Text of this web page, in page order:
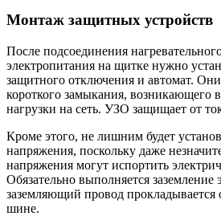
Монтаж защитных устройств
После подсоединения
электропитания на щитке нужно
защитного отключения и автомат.
короткого замыкания, возникающего
нагрузки на сеть. УЗО защищает от
Кроме этого, не лишним будет
напряжения, поскольку даже
напряжения могут испортить
Обязательно выполняется заземление
заземляющий провод прокладывается
шине.